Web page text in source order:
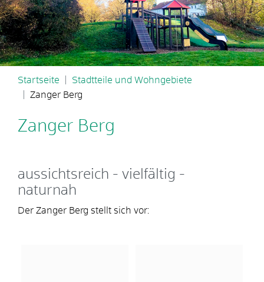
Startseite
Stadtteile und Wohngebiete
Zanger Berg
Zanger Berg
aussichtsreich - vielfältig -
naturnah
Der Zanger Berg stellt sich vor: